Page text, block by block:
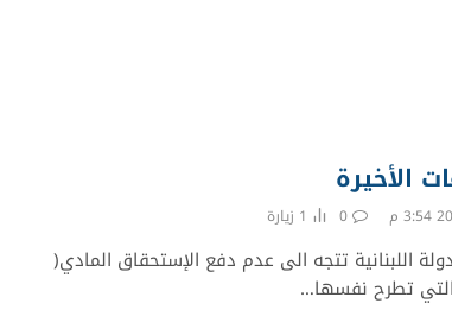
الأخيرة
0
1 زيارة
اللبنانية تتجه الى عدم دفع الإستحقاق المادي(
التي تطرح نفسها…